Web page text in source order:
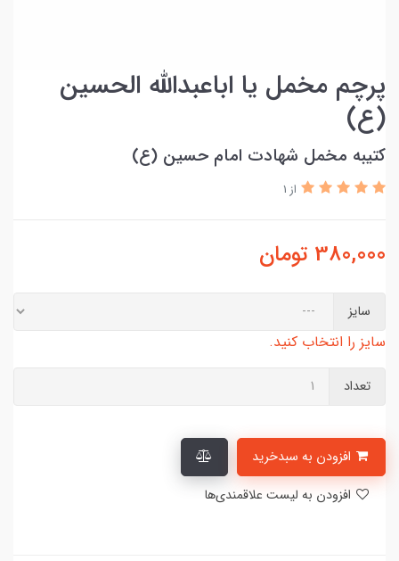
پرچم مخمل یا اباعبدالله الحسین
(ع)
کتیبه مخمل شهادت امام حسین (ع)
از 1
380,000 تومان
سایز
سایز را انتخاب کنید.
تعداد